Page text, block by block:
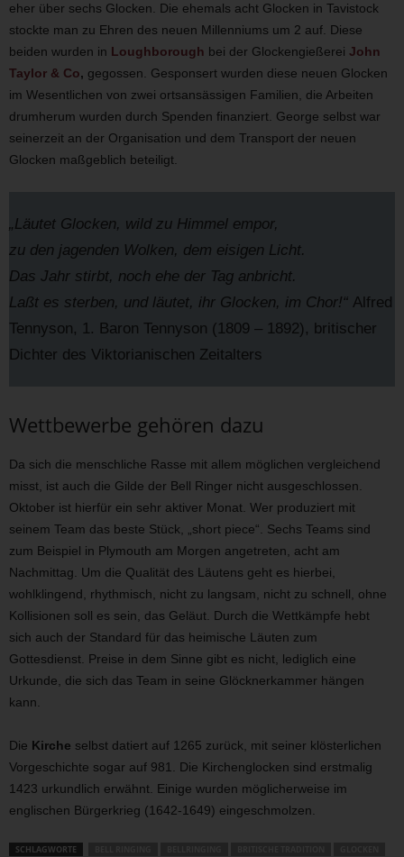
eher über sechs Glocken. Die ehemals acht Glocken in Tavistock
stockte man zu Ehren des neuen Millenniums um 2 auf. Diese
beiden wurden in Loughborough bei der Glockengießerei John
Taylor & Co, gegossen. Gesponsert wurden diese neuen Glocken
im Wesentlichen von zwei ortsansässigen Familien, die Arbeiten
drumherum wurden durch Spenden finanziert. George selbst war
seinerzeit an der Organisation und dem Transport der neuen
Glocken maßgeblich beteiligt.
„Läutet Glocken, wild zu Himmel empor,
zu den jagenden Wolken, dem eisigen Licht.
Das Jahr stirbt, noch ehe der Tag anbricht.
Laßt es sterben, und läutet, ihr Glocken, im Chor!“ Alfred
Tennyson, 1. Baron Tennyson (1809 – 1892), britischer
Dichter des Viktorianischen Zeitalters
Wettbewerbe gehören dazu
Da sich die menschliche Rasse mit allem möglichen vergleichend
misst, ist auch die Gilde der Bell Ringer nicht ausgeschlossen.
Oktober ist hierfür ein sehr aktiver Monat. Wer produziert mit
seinem Team das beste Stück, „short piece“. Sechs Teams sind
zum Beispiel in Plymouth am Morgen angetreten, acht am
Nachmittag. Um die Qualität des Läutens geht es hierbei,
wohlklingend, rhythmisch, nicht zu langsam, nicht zu schnell, ohne
Kollisionen soll es sein, das Geläut. Durch die Wettkämpfe hebt
sich auch der Standard für das heimische Läuten zum
Gottesdienst. Preise in dem Sinne gibt es nicht, lediglich eine
Urkunde, die sich das Team in seine Glöcknerkammer hängen
kann.
Die Kirche selbst datiert auf 1265 zurück, mit seiner klösterlichen
Vorgeschichte sogar auf 981. Die Kirchenglocken sind erstmalig
1423 urkundlich erwähnt. Einige wurden möglicherweise im
englischen Bürgerkrieg (1642-1649) eingeschmolzen.
SCHLAGWORTE